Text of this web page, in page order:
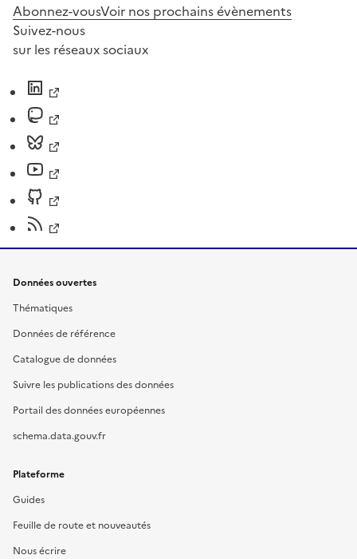
Abonnez-vousVoir nos prochains évènements
Suivez-nous
sur les réseaux sociaux
Données ouvertes
Thématiques
Données de référence
Catalogue de données
Suivre les publications des données
Portail des données européennes
schema.data.gouv.fr
Plateforme
Guides
Feuille de route et nouveautés
Nous écrire